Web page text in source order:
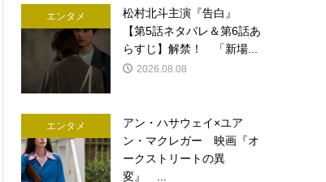
エンタメ
松村北斗主演『告白』
【第5話ネタバレ＆第6話あ
らすじ】解禁！ 「新場...
2026.08.08
エンタメ
アン・ハサウェイ×ユア
ン・マクレガー 映画『オ
ークストリートの異
変』 ...